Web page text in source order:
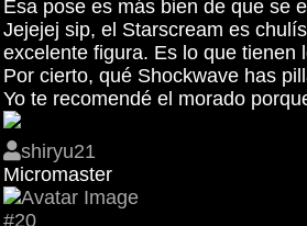
Esa pose es más bien de que se
Jejejej sip, el Starscream es
excelente figura. Es lo que tienen
Por cierto, qué Shockwave has
Yo te recomendé el morado
shiryu21
Micromaster
#20